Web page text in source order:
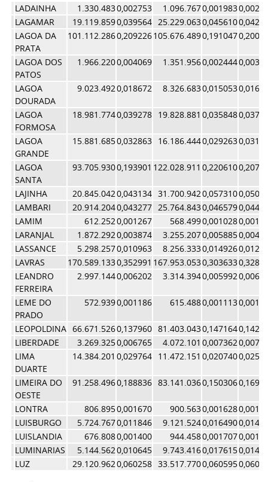
LADAINHA 1.330.4830,002753 1.096.7670,001983
LAGAMAR
19.119.8590,039564 25.229.0630,045610
LAGOA DA
PRATA
101.112.2860,209226105.676.4890,191047
LAGOA DOS
PATOS
1.966.2200,004069 1.351.9560,002444
LAGOA
DOURADA
9.023.4920,018672 8.326.6830,015053
LAGOA
FORMOSA
18.981.7740,039278 19.828.881 0,035848
LAGOA
GRANDE
15.881.6850,032863 16.186.4440,029263
LAGOA
SANTA
93.705.9300,193901 122.028.911 0,220610
LAJINHA 20.845.0420,043134 31.700.9420,057310
LAMBARI
20.914.2040,043277 25.764.8430,046579
LAMIM
612.2520,001267 568.4990,001028
LARANJAL
1.872.2920,003874 3.255.2070,005885
LASSANCE
5.298.2570,010963 8.256.3330,014926
LAVRAS
170.589.1330,352991 167.953.0530,303633
LEANDRO
FERREIRA
2.997.1440,006202 3.314.3940,005992
LEME DO
PRADO
572.9390,001186 615.4880,001113
LEOPOLDINA 66.671.5260,137960 81.403.0430,147164
LIBERDADE
3.269.3250,006765 4.072.101 0,007362
LIMA
DUARTE
14.384.201 0,029764 11.472.151 0,020740
LIMEIRA DO
OESTE
91.258.4960,188836 83.141.0360,150306
LONTRA 806.8950,001670 900.5630,001628
LUISBURGO
5.724.7670,011846 9.121.5240,016490
LUISLANDIA
676.8080,001400 944.4580,001707
LUMINARIAS
5.144.5620,010645 9.743.4160,017615
LUZ
29.120.9620,060258 33.517.7700,060595